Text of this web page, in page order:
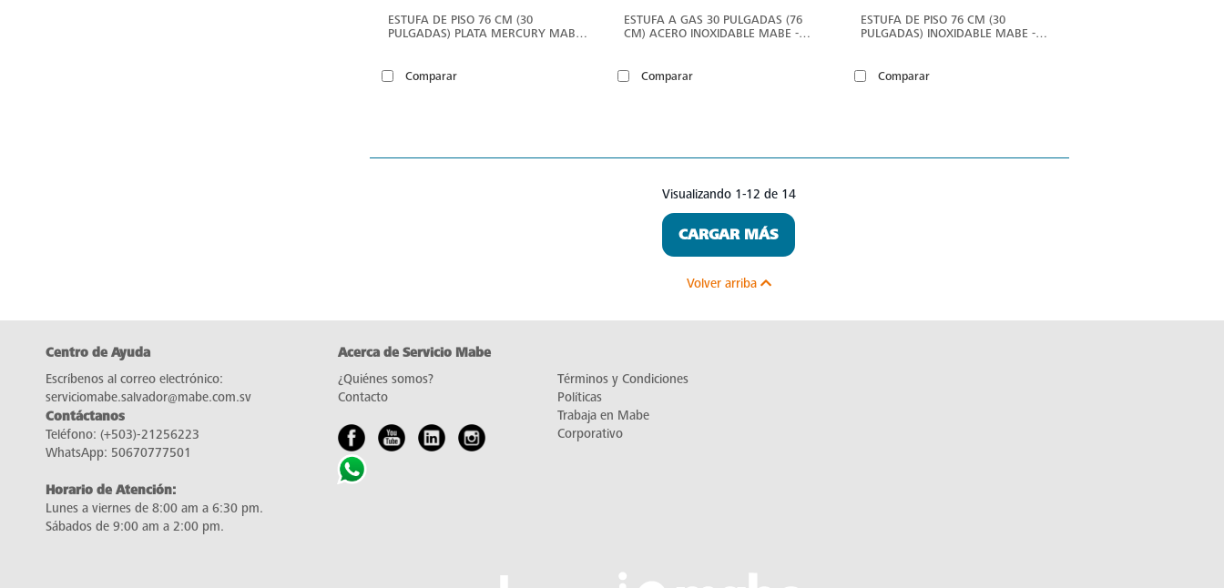
ESTUFA DE PISO 76 CM (30
PULGADAS) PLATA MERCURY MABE
Comparar
ESTUFA A GAS 30 PULGADAS (76
CM) ACERO INOXIDABLE MABE -
Comparar
ESTUFA DE PISO 76 CM (30
PULGADAS) INOXIDABLE MABE -
Comparar
Visualizando 1-12 de 14
CARGAR MÁS
Volver arriba
Centro de Ayuda
Escríbenos al correo electrónico:
serviciomabe.salvador@mabe.com.sv
Contáctanos
Teléfono: (+503)-21256223
WhatsApp: 50670777501
Horario de Atención:
Lunes a viernes de 8:00 am a 6:30 pm.
Sábados de 9:00 am a 2:00 pm.
Acerca de Servicio Mabe
¿Quiénes somos?
Contacto
Términos y Condiciones
Políticas
Trabaja en Mabe
Corporativo